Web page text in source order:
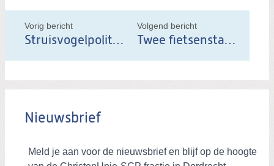
e
l
d
b
r
c
Vorig bericht
Struisvogelpolitiek
Volgend bericht
Twee fietsenstallingen erbij!
Nieuwsbrief